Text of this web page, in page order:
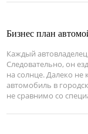
Бизнес план
Каждый
Следовательно, он
на солнце. Далеко
автомобиль в
не сравнимо со